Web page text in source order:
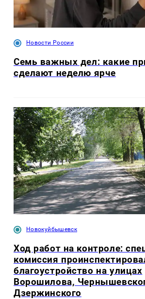
Новости России
Семь важных дел: какие
сделают неделю ярче
Новокуйбышевск
Ход работ на контроле:
комиссия
благоустройство на улицах
Ворошилова,
Дзержинского